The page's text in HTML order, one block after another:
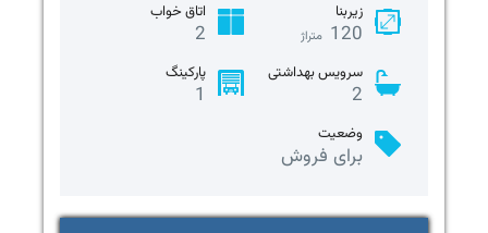
زیربنا
120 متراژ
اتاق خواب
2
سرویس بهداشتی
2
پارکینگ
1
وضعیت
برای فروش